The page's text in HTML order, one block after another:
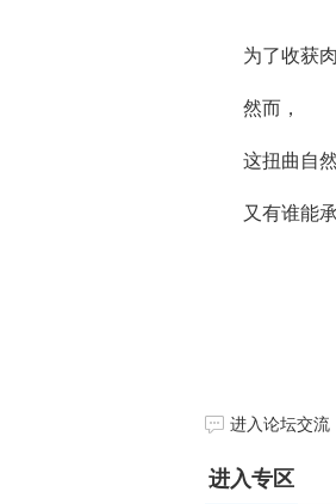
为了收获
然而，
这扭曲自
又有谁能
进入论坛交流
进入专区